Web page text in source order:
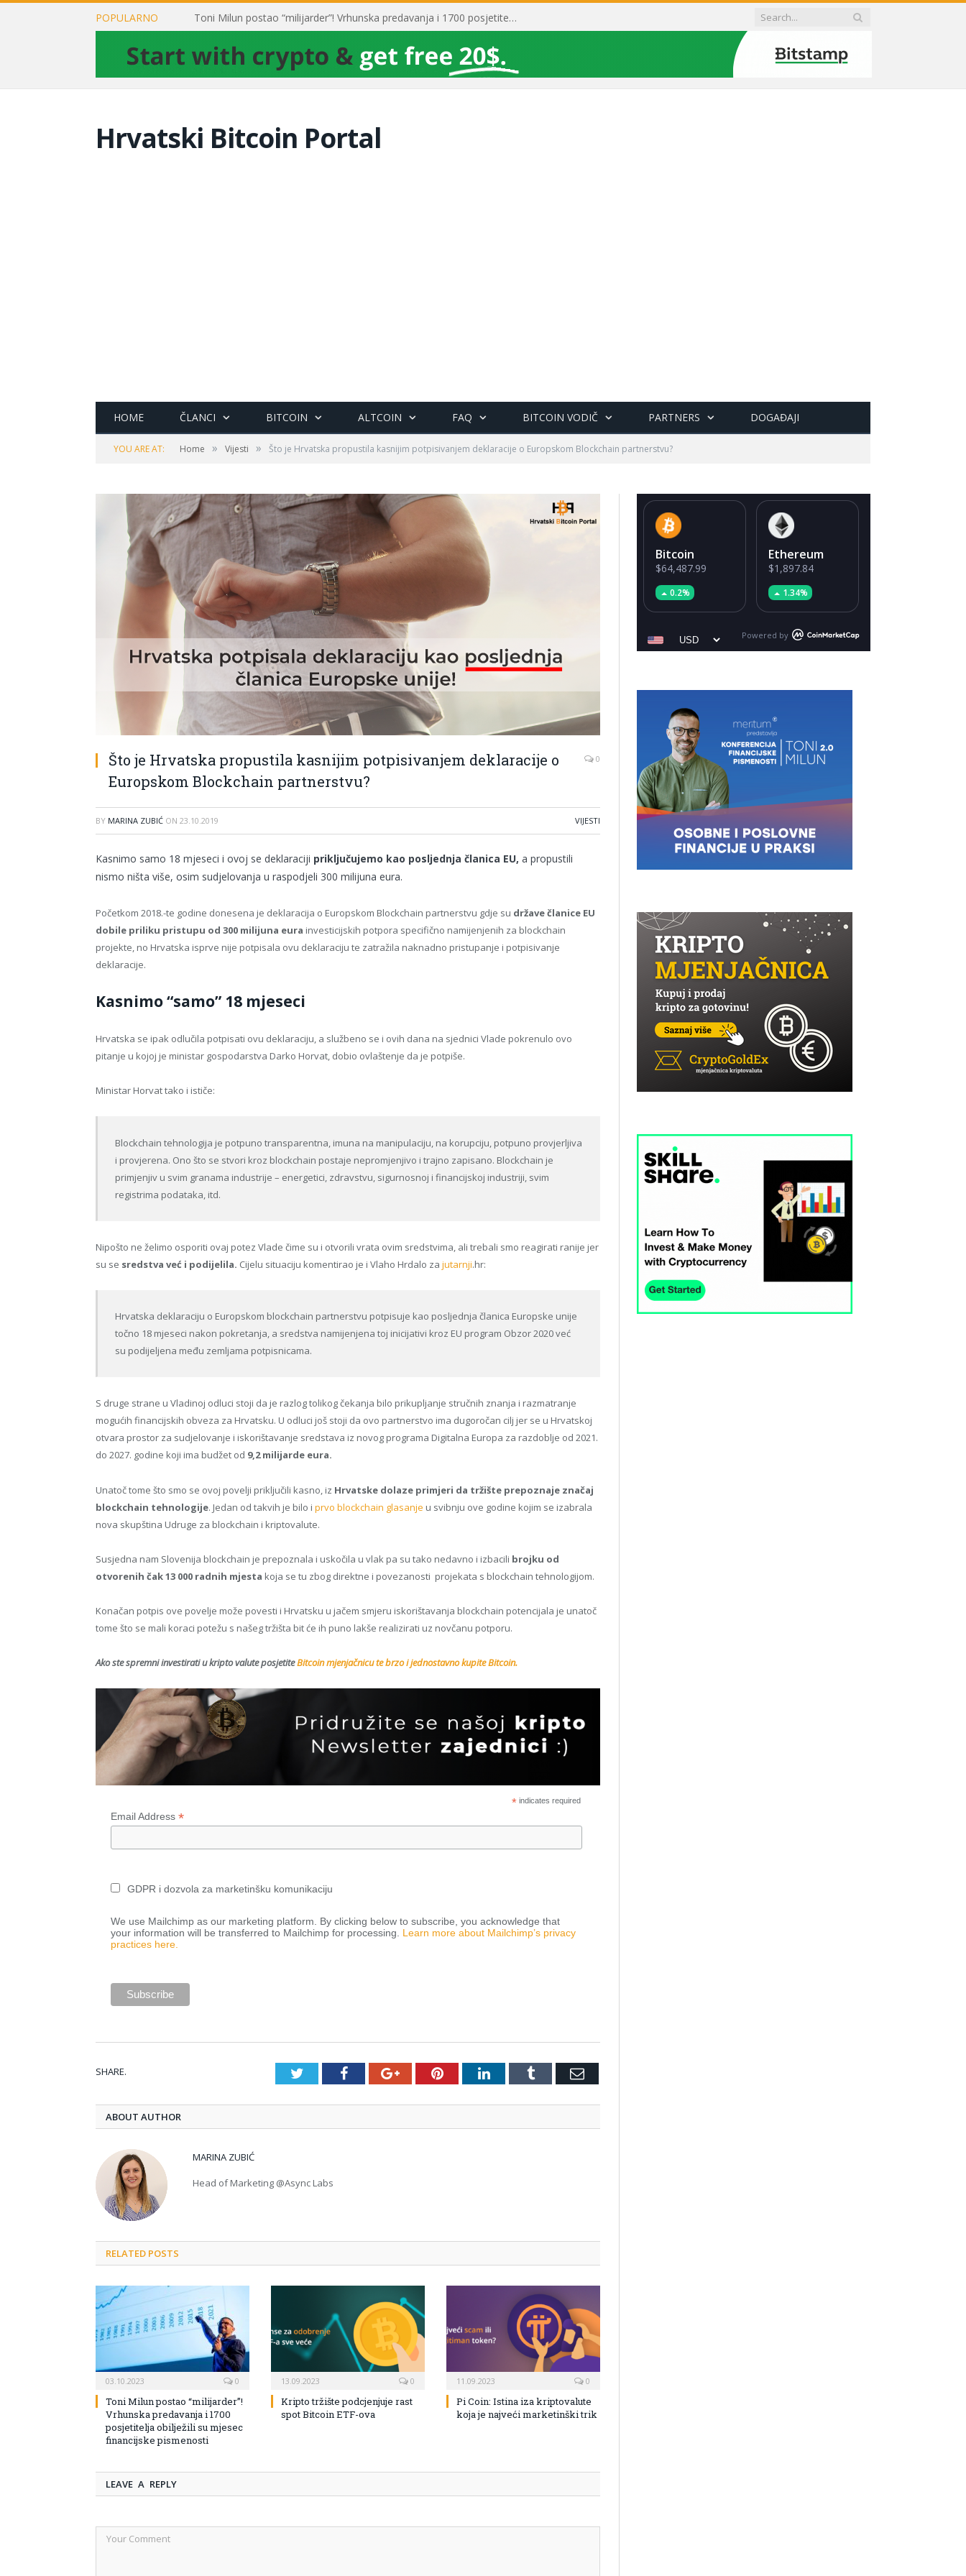
POPULARNO Toni Milun postao “milijarder”! Vrhunska predavanja i 1700 posjetitelja obilježili su mjesec financijske pismenosti
Hrvatski Bitcoin Portal
HOME ČLANCI BITCOIN ALTCOIN FAQ BITCOIN VODIČ PARTNERS DOGAĐAJI
YOU ARE AT: Home » Vijesti » Što je Hrvatska propustila kasnijim potpisivanjem deklaracije o Europskom Blockchain partnerstvu?
Što je Hrvatska propustila kasnijim potpisivanjem deklaracije o
Europskom Blockchain partnerstvu?
0
BY MARINA ZUBIĆ ON 23.10.2019 VIJESTI
Kasnimo samo 18 mjeseci i ovoj se deklaraciji priključujemo kao posljednja članica EU, a propustili
nismo ništa više, osim sudjelovanja u raspodjeli 300 milijuna eura.
Početkom 2018.-te godine donesena je deklaracija o Europskom Blockchain partnerstvu gdje su države članice EU
dobile priliku pristupu od 300 milijuna eura investicijskih potpora specifično namijenjenih za blockchain
projekte, no Hrvatska isprve nije potpisala ovu deklaraciju te zatražila naknadno pristupanje i potpisivanje
deklaracije.
Kasnimo “samo” 18 mjeseci
Hrvatska se ipak odlučila potpisati ovu deklaraciju, a službeno se i ovih dana na sjednici Vlade pokrenulo ovo
pitanje u kojoj je ministar gospodarstva Darko Horvat, dobio ovlaštenje da je potpiše.
Ministar Horvat tako i ističe:
Blockchain tehnologija je potpuno transparentna, imuna na manipulaciju, na korupciju, potpuno provjerljiva
i provjerena. Ono što se stvori kroz blockchain postaje nepromjenjivo i trajno zapisano. Blockchain je
primjenjiv u svim granama industrije – energetici, zdravstvu, sigurnosnoj i financijskoj industriji, svim
registrima podataka, itd.
Nipošto ne želimo osporiti ovaj potez Vlade čime su i otvorili vrata ovim sredstvima, ali trebali smo reagirati ranije jer
su se sredstva već i podijelila. Cijelu situaciju komentirao je i Vlaho Hrdalo za jutarnji.hr:
Hrvatska deklaraciju o Europskom blockchain partnerstvu potpisuje kao posljednja članica Europske unije
točno 18 mjeseci nakon pokretanja, a sredstva namijenjena toj inicijativi kroz EU program Obzor 2020 već
su podijeljena među zemljama potpisnicama.
S druge strane u Vladinoj odluci stoji da je razlog tolikog čekanja bilo prikupljanje stručnih znanja i razmatranje
mogućih financijskih obveza za Hrvatsku. U odluci još stoji da ovo partnerstvo ima dugoročan cilj jer se u Hrvatskoj
otvara prostor za sudjelovanje i iskorištavanje sredstava iz novog programa Digitalna Europa za razdoblje od 2021.
do 2027. godine koji ima budžet od 9,2 milijarde eura.
Unatoč tome što smo se ovoj povelji priključili kasno, iz Hrvatske dolaze primjeri da tržište prepoznaje značaj
blockchain tehnologije. Jedan od takvih je bilo i prvo blockchain glasanje u svibnju ove godine kojim se izabrala
nova skupština Udruge za blockchain i kriptovalute.
Susjedna nam Slovenija blockchain je prepoznala i uskočila u vlak pa su tako nedavno i izbacili brojku od
otvorenih čak 13 000 radnih mjesta koja se tu zbog direktne i povezanosti projekata s blockchain tehnologijom.
Konačan potpis ove povelje može povesti i Hrvatsku u jačem smjeru iskorištavanja blockchain potencijala je unatoč
tome što se mali koraci potežu s našeg tržišta bit će ih puno lakše realizirati uz novčanu potporu.
Ako ste spremni investirati u kripto valute posjetiteBitcoin mjenjačnicu te brzo i jednostavno kupite Bitcoin.
*indicates required
Email Address*
GDPR i dozvola za marketinšku komunikaciju
We use Mailchimp as our marketing platform. By clicking below to subscribe, you acknowledge that
your information will be transferred to Mailchimp for processing. Learn more about Mailchimp’s privacy
practices here.
SHARE. TwitterFacebookGoogle+PinterestLinkedInTumblr Email
ABOUT AUTHOR
MARINA ZUBIĆ
Head of Marketing @Async Labs
RELATED POSTS
03.10.2023 0
Toni Milun postao “milijarder”!
Vrhunska predavanja i 1700
posjetitelja obilježili su mjesec
financijske pismenosti
13.09.2023 0
Kripto tržište podcjenjuje rast
spot Bitcoin ETF-ova
11.09.2023 0
Pi Coin: Istina iza kriptovalute
koja je najveći marketinški trik
LEAVE A REPLY
Bitcoin
$64,487.99
0.2%
Ethereum
$1,897.84
1.34%
Powered by